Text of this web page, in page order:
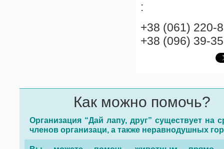
:
+38 (061) 220-
+38 (096) 39-
Как можно помочь?
Организация “Дай лапу, друг” существует на
членов организаци, а также неравнодушных